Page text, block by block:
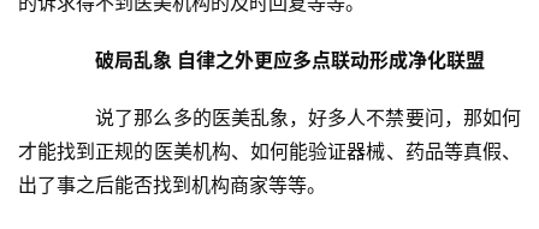
快
讯
破局乱象 自律之外更应多点联动形成净化联盟
说了那么多的医美乱象，好多人不禁要问，那如何
才能找到正规的医美机构、如何能验证器械、药品等真假、
出了事之后能否找到机构商家等等。